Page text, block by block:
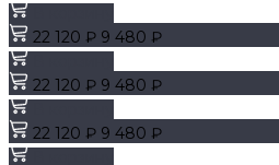
22 120 ₽ 9 480 ₽
22 120 ₽ 9 480 ₽
22 120 ₽ 9 480 ₽